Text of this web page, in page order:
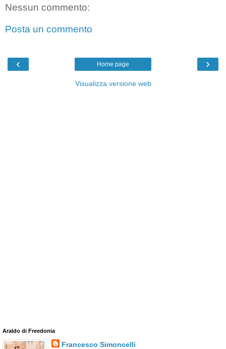
Nessun commento:
Posta un commento
‹ ›
Home page
Visualizza versione web
Araldo di Freedonia
Francesco Simoncelli